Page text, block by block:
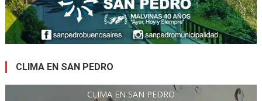
CLIMA EN SAN PEDRO
CLIMA EN SAN PEDRO